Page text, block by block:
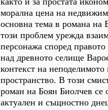
морална цена на
основна тема в романа на
този проблем урежда
персонажа според правото
над древното селище
контекст на
пространство. В този
роман на Боян Биолчев се
актуален и същностно